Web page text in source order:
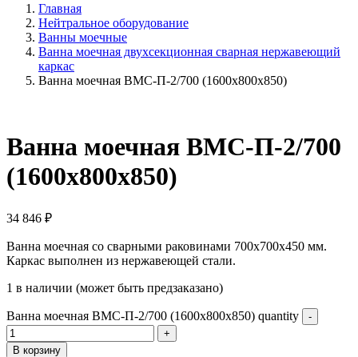
Главная
Нейтральное оборудование
Ванны моечные
Ванна моечная двухсекционная сварная нержавеющий
каркас
Ванна моечная ВМС-П-2/700 (1600х800х850)
Ванна моечная ВМС-П-2/700
(1600х800х850)
34 846 ₽
Ванна моечная со сварными раковинами 700х700х450 мм.
Каркас выполнен из нержавеющей стали.
1 в наличии (может быть предзаказано)
Ванна моечная ВМС-П-2/700 (1600х800х850) quantity
В корзину